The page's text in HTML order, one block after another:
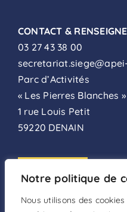
Notre politique de
Nous utilisons des
CONTACT &
03 27 43 38 00
Parc d’Activités
« Les Pierres Blanches »
1 rue Louis Petit
59220 DENAIN
FAIRE UN DON